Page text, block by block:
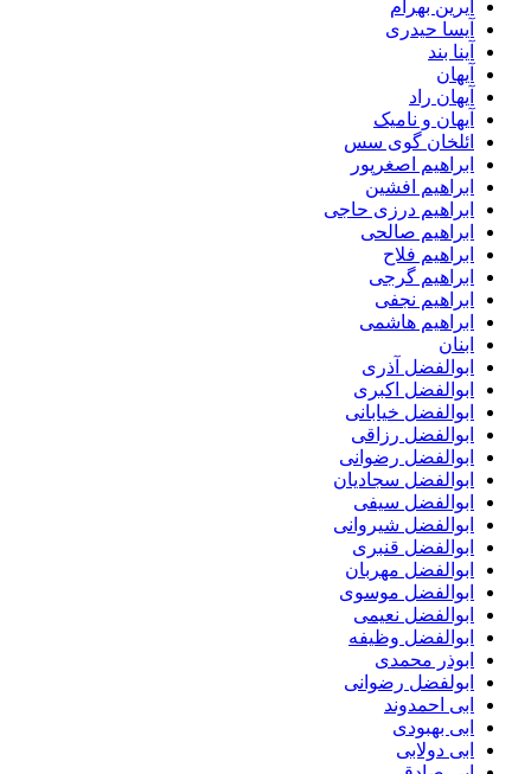
آیرین بهرام
آیسا حیدری
آینا بند
آیهان
آیهان راد
آیهان و نامیک
ائلخان گوی سس
ابراهیم اصغرپور
ابراهیم افشین
ابراهیم درزی حاجی
ابراهیم صالحی
ابراهیم فلاح
ابراهیم گرجی
ابراهیم نجفی
ابراهیم هاشمی
ابنان
ابوالفضل آذری
ابوالفضل اکبری
ابوالفضل خیابانی
ابوالفضل رزاقی
ابوالفضل رضوانی
ابوالفضل سجادیان
ابوالفضل سیفی
ابوالفضل شیروانی
ابوالفضل قنبری
ابوالفضل مهربان
ابوالفضل موسوی
ابوالفضل نعیمی
ابوالفضل وظیفه
ابوذر محمدی
ابولفضل رضوانی
ابی احمدوند
ابی بهبودی
ابی دولابی